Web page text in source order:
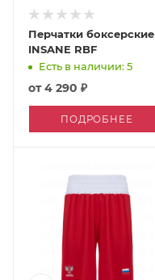
Перчатки боксерские
INSANE RBF
Есть в наличии: 5
от4 290 ₽
ПОДРОБНЕЕ